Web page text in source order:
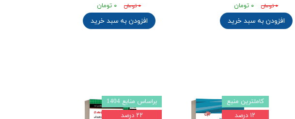
۰ تومان ۰ تومان
افزودن به سبد خرید
۰ تومان ۰ تومان
افزودن به سبد خرید
براساس منابع 1404
۲۲ درصد
کاملترین منبع
۱۲ درصد